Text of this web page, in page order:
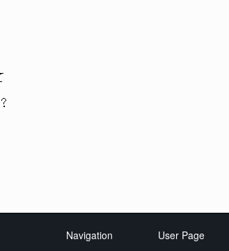
Navigation User Page